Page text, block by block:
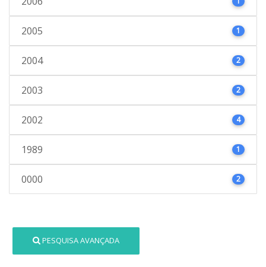
2005 1
2004 2
2003 2
2002 4
1989 1
0000 2
PESQUISA AVANÇADA